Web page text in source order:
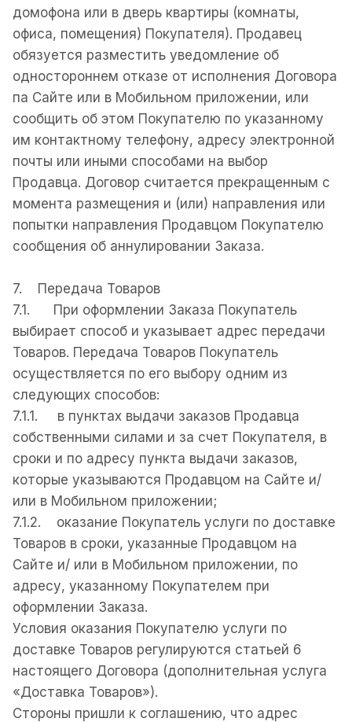
домофона или в дверь квартиры (комнаты,
офиса, помещения) Покупателя). Продавец
обязуется разместить уведомление об
одностороннем отказе от исполнения Договора
па Сайте или в Мобильном приложении, или
сообщить об этом Покупателю по указанному
им контактному телефону, адресу электронной
почты или иными способами на выбор
Продавца. Договор считается прекращенным с
момента размещения и (или) направления или
попытки направления Продавцом Покупателю
сообщения об аннулировании Заказа.
7. Передача Товаров
7.1. При оформлении Заказа Покупатель
выбирает способ и указывает адрес передачи
Товаров. Передача Товаров Покупатель
осуществляется по его выбору одним из
следующих способов:
7.1.1. в пунктах выдачи заказов Продавца
собственными силами и за счет Покупателя, в
сроки и по адресу пункта выдачи заказов,
которые указываются Продавцом на Сайте и/
или в Мобильном приложении;
7.1.2. оказание Покупатель услуги по доставке
Товаров в сроки, указанные Продавцом на
Сайте и/ или в Мобильном приложении, по
адресу, указанному Покупателем при
оформлении Заказа.
Условия оказания Покупателю услуги по
доставке Товаров регулируются статьей 6
настоящего Договора (дополнительная услуга
«Доставка Товаров»).
Стороны пришли к соглашению, что адрес